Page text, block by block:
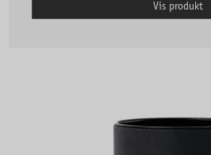
Vis produkt